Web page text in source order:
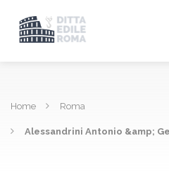
Home Roma
Alessandrini Antonio &amp;